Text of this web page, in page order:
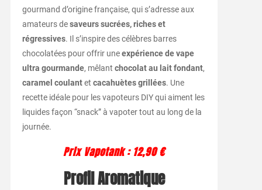
gourmand d’origine française, qui s’adresse aux
amateurs desaveurs sucrées, riches et
régressives. Il s’inspire des célèbres barres
chocolatées pour offrir uneexpérience de vape
ultra gourmande, mêlant chocolat au lait fondant,
caramel coulantet cacahuètes grillées. Une
recette idéale pour les vapoteurs DIY qui aiment les
liquides façon “snack” à vapoter tout au long de la
journée.
Prix Vapotank : 12,90 €
Profil Aromatique